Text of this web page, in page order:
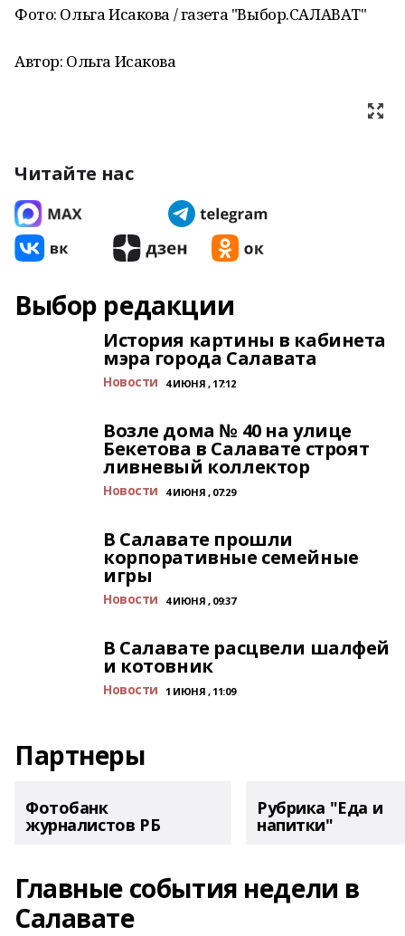
Фото: Ольга Исакова / газета "Выбор.САЛАВАТ"
Автор: Ольга Исакова
Читайте нас
Выбор редакции
История картины в кабинета
мэра города Салавата
Новости 4 ИЮНЯ , 17:12
Возле дома № 40 на улице
Бекетова в Салавате строят
ливневый коллектор
Новости 4 ИЮНЯ , 07:29
В Салавате прошли
корпоративные семейные
игры
Новости 4 ИЮНЯ , 09:37
В Салавате расцвели шалфей
и котовник
Новости 1 ИЮНЯ , 11:09
Партнеры
Фотобанк
журналистов РБ
Рубрика "Еда и
напитки"
Главные события недели в
Салавате